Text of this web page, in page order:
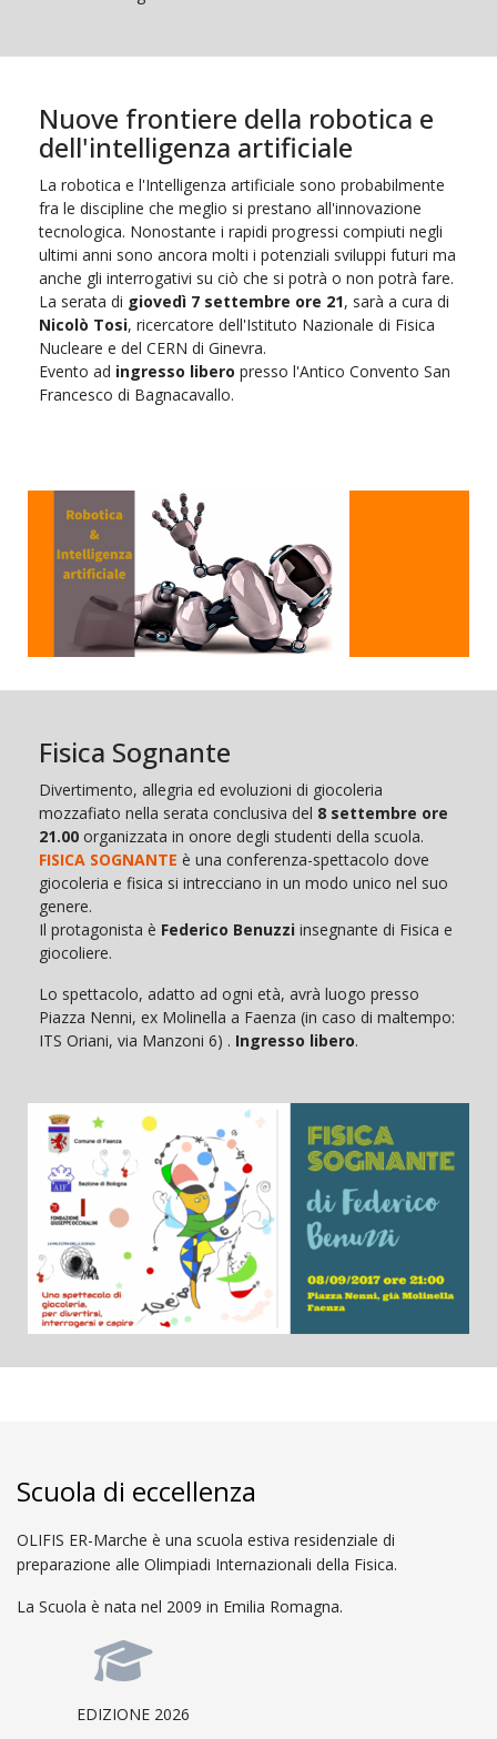
Nuove frontiere della robotica e
dell'intelligenza artificiale
La robotica e l'Intelligenza artificiale sono probabilmente
fra le discipline che meglio si prestano all'innovazione
tecnologica. Nonostante i rapidi progressi compiuti negli
ultimi anni sono ancora molti i potenziali sviluppi futuri ma
anche gli interrogativi su ciò che si potrà o non potrà fare.
La serata di giovedì 7 settembre ore 21, sarà a cura di
Nicolò Tosi, ricercatore dell'Istituto Nazionale di Fisica
Nucleare e del CERN di Ginevra.
Evento ad ingresso libero presso l'Antico Convento San
Francesco di Bagnacavallo.
Fisica Sognante
Divertimento, allegria ed evoluzioni di giocoleria
mozzafiato nella serata conclusiva del 8 settembre ore
21.00 organizzata in onore degli studenti della scuola.
FISICA SOGNANTE è una conferenza-spettacolo dove
giocoleria e fisica si intrecciano in un modo unico nel suo
genere.
Il protagonista è Federico Benuzzi insegnante di Fisica e
giocoliere.
Lo spettacolo, adatto ad ogni età, avrà luogo presso
Piazza Nenni, ex Molinella a Faenza (in caso di maltempo:
ITS Oriani, via Manzoni 6) . Ingresso libero.
Scuola di eccellenza
OLIFIS ER-Marche è una scuola estiva residenziale di
preparazione alle Olimpiadi Internazionali della Fisica.
La Scuola è nata nel 2009 in Emilia Romagna.
EDIZIONE 2026